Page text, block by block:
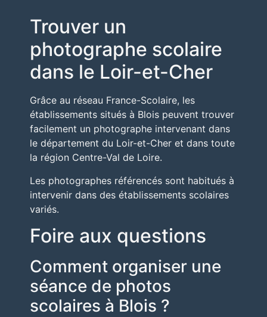
Trouver un
photographe scolaire
dans le Loir-et-Cher
Grâce au réseau France-Scolaire, les
établissements situés à Blois peuvent trouver
facilement un photographe intervenant dans
le département du Loir-et-Cher et dans toute
la région Centre-Val de Loire.
Les photographes référencés sont habitués à
intervenir dans des établissements scolaires
variés.
Foire aux questions
Comment organiser une
séance de photos
scolaires à Blois ?